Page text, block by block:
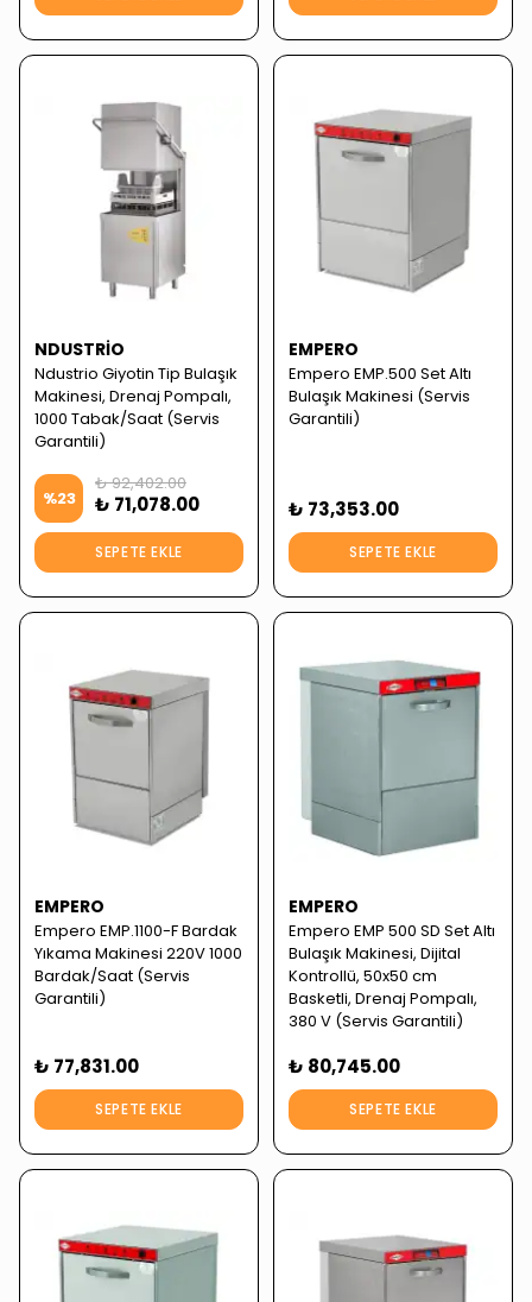
NDUSTRIO
Ndustrio Giyotin Tip Bulaşık
Makinesi, Drenaj Pompalı,
1000 Tabak/Saat (Servis
Garantili)
%23
₺ 92,402.00
₺ 71,078.00
SEPETE EKLE
EMPERO
Empero EMP.500 Set Altı
Bulaşık Makinesi (Servis
Garantili)
₺ 73,353.00
SEPETE EKLE
EMPERO
Empero EMP.1100-F Bardak
Yıkama Makinesi 220V 1000
Bardak/Saat (Servis
Garantili)
₺ 77,831.00
SEPETE EKLE
EMPERO
Empero EMP 500 SD Set Altı
Bulaşık Makinesi, Dijital
Kontrollü, 50x50 cm
Basketli, Drenaj Pompalı,
380 V (Servis Garantili)
₺ 80,745.00
SEPETE EKLE